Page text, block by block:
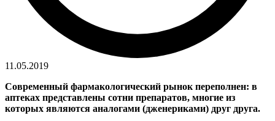
11.05.2019
Современный фармакологический рынок переполнен: в
аптеках представлены сотни препаратов, многие из
которых являются аналогами (дженериками) друг друга.